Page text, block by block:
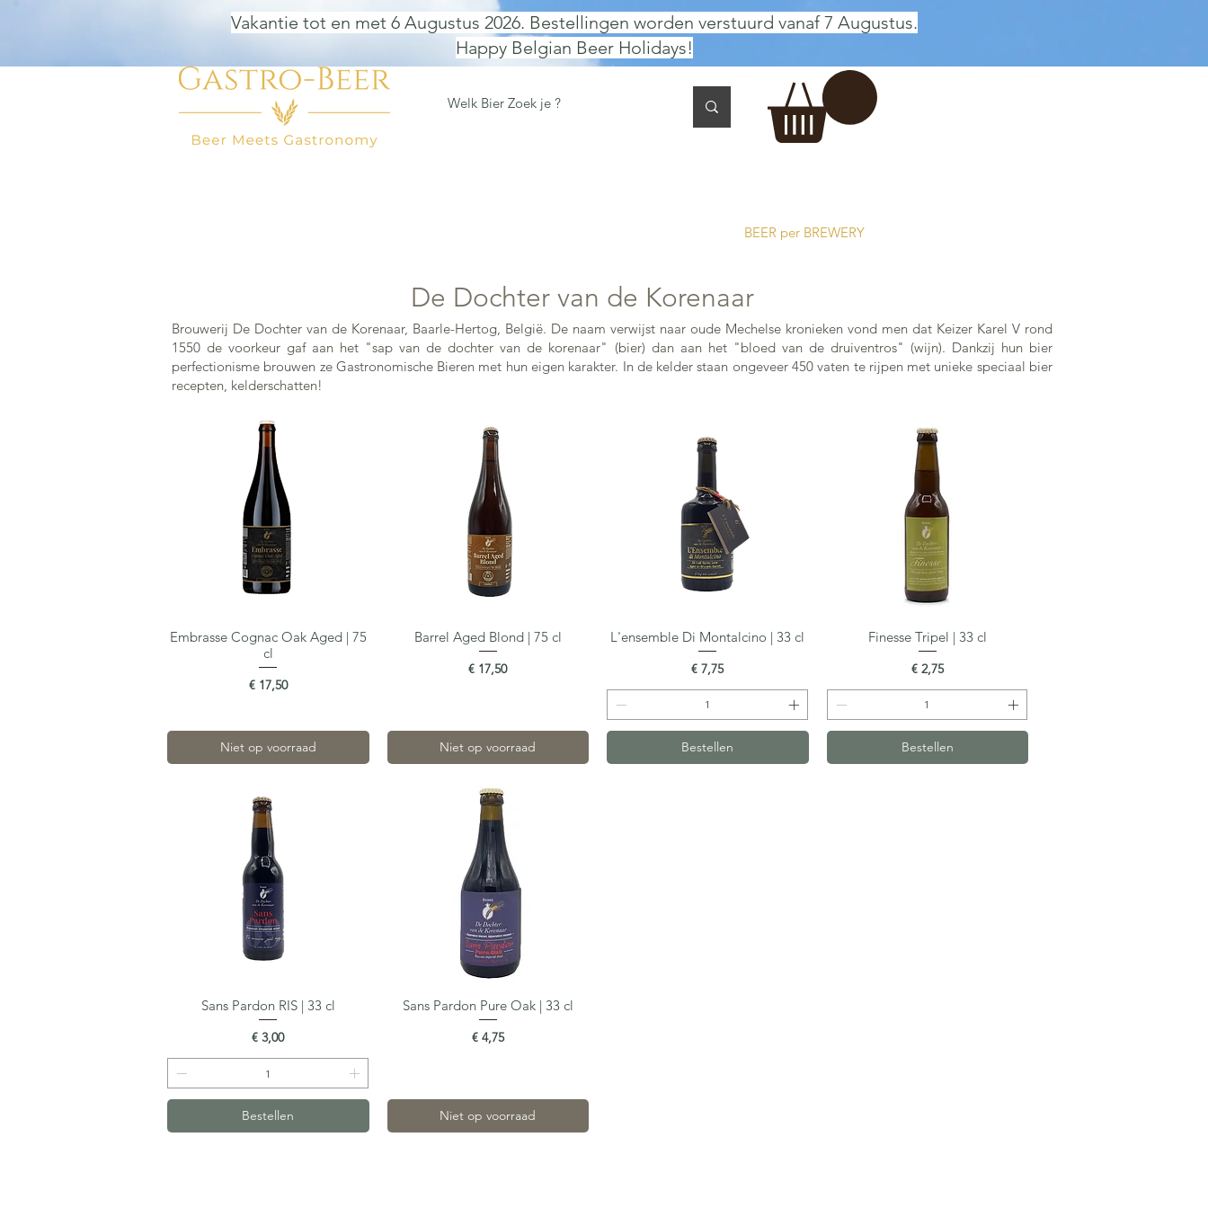
Vakantie tot en met 6 Augustus 2026. Bestellingen worden verstuurd vanaf 7 Augustus.
Happy Belgian Beer Holidays!
BEER per BREWERY
De Dochter van de Korenaar
Brouwerij De Dochter van de Korenaar, Baarle-Hertog, België. De naam verwijst naar oude Mechelse kronieken vond men dat Keizer Karel V rond
1550 de voorkeur gaf aan het "sap van de dochter van de korenaar" (bier) dan aan het "bloed van de druiventros" (wijn). Dankzij hun bier
perfectionisme brouwen ze Gastronomische Bieren met hun eigen karakter. In de kelder staan ongeveer 450 vaten te rijpen met unieke speciaal bier
recepten, kelderschatten!
Snel overzicht
Embrasse Cognac Oak Aged | 75
cl
Prijs
€ 17,50
Niet op voorraad
Snel overzicht
Barrel Aged Blond | 75 cl
Prijs
€ 17,50
Niet op voorraad
Snel overzicht
L'ensemble Di Montalcino | 33 cl
Prijs
€ 7,75
Bestellen
Snel overzicht
Finesse Tripel | 33 cl
Prijs
€ 2,75
Bestellen
Snel overzicht
Sans Pardon RIS | 33 cl
Prijs
€ 3,00
Bestellen
Snel overzicht
Sans Pardon Pure Oak | 33 cl
Prijs
€ 4,75
Niet op voorraad